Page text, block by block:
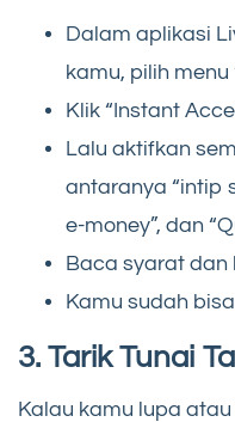
Dalam aplikasi
kamu, pilih menu
Klik “Instant
Lalu aktifkan
antaranya “intip
e-money”, dan
Baca syarat dan
Kamu sudah
3. Tarik Tunai
Kalau kamu lupa